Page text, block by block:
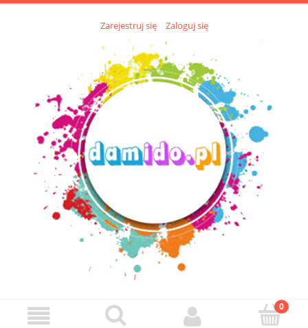
Zarejestruj się Zaloguj się